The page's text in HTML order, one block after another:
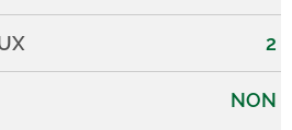
2
NON